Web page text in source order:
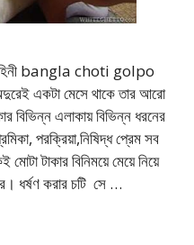
কাহিনী bangla choti golpo
একটা মেসে থাকে তার আরো
বিভিন্ন এলাকায় বিভিন্ন ধরনের
পরক্রিয়া,নিষিদ্ধ প্রেম সব
মোটা টাকার বিনিময়ে মেয়ে নিয়ে
ধর্ষণ করার চটি সে …